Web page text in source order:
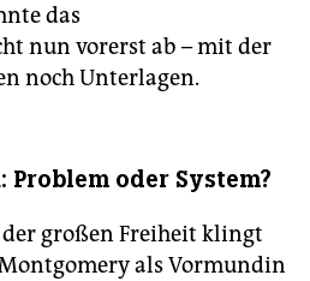
das
nun vorerst ab – mit der
noch Unterlagen.
Problem oder System?
der großen Freiheit klingt
Montgomery als Vormundin